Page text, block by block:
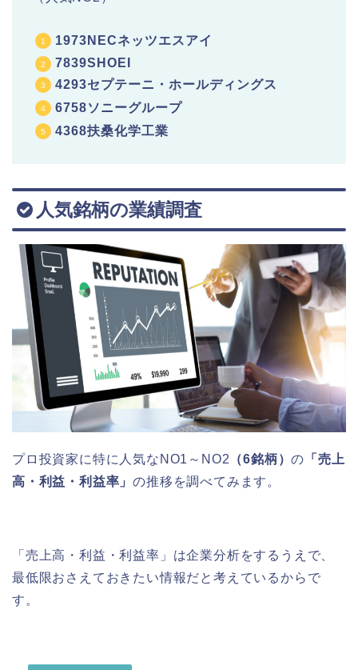
1973NECネッツエスアイ
7839SHOEI
4293セプテーニ・ホールディングス
6758ソニーグループ
4368扶桑化学工業
人気銘柄の業績調査
プロ投資家に特に人気なNO1～NO2 （6銘柄）の 「売上
高・利益・利益率」の推移を調べてみます。
「売上高・利益・利益率」は企業分析をするうえで、
最低限おさえておきたい情報だと考えているからで
す。